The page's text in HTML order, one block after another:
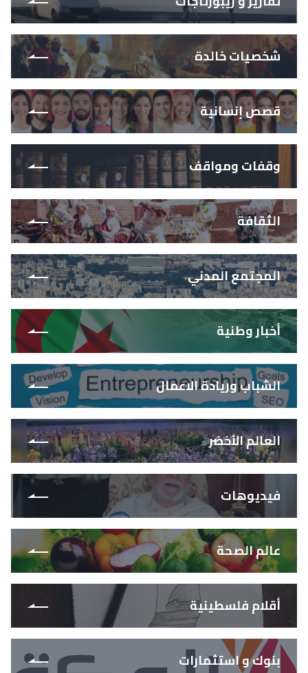
شخصيات خالدة
قصص إنسانية
وقفات ومواقف
الثقافة
المجتمع المدني
أخبار وطنية
الشباب وريادة الاعمال
العالم الأخضر
فيديوهات
عالم الصحة
أقلام فلسطينية
بنوك و استثمارات